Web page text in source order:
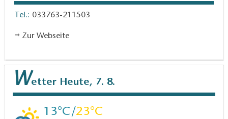
Tel.: 033763-211503
Zur Webseite
Wetter Heute, 7. 8.
13 23